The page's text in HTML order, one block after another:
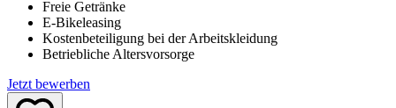
Freie Getränke
E-Bikeleasing
Kostenbeteiligung bei der Arbeitskleidung
Betriebliche Altersvorsorge
Jetzt bewerben